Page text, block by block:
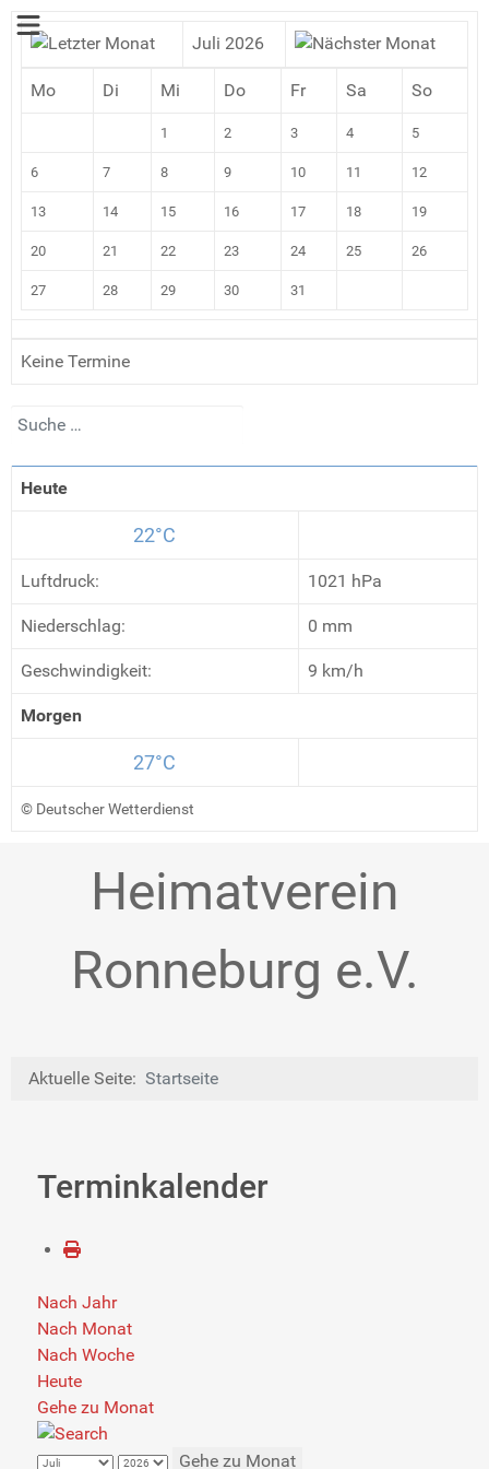
Juli 2026
Mo Di Mi Do Fr Sa So
1 2 3 4 5
6 7 8 9 10 11 12
13 14 15 16 17 18 19
20 21 22 23 24 25 26
27 28 29 30 31
Keine Termine
Suchen
Heute
22°C
Luftdruck: 1021 hPa
Niederschlag: 0 mm
Geschwindigkeit: 9 km/h
Morgen
27°C
© Deutscher Wetterdienst
Heimatverein
Ronneburg e.V.
Aktuelle Seite: Startseite
Terminkalender
Nach Jahr
Nach Monat
Nach Woche
Heute
Gehe zu Monat
Gehe zu Monat